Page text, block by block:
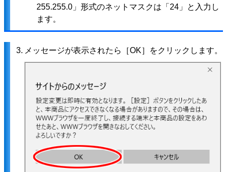
255.255.0」形式のネットマスクは「24」と入力し
ます。
3. メッセージが表示されたら［OK］をクリックします。